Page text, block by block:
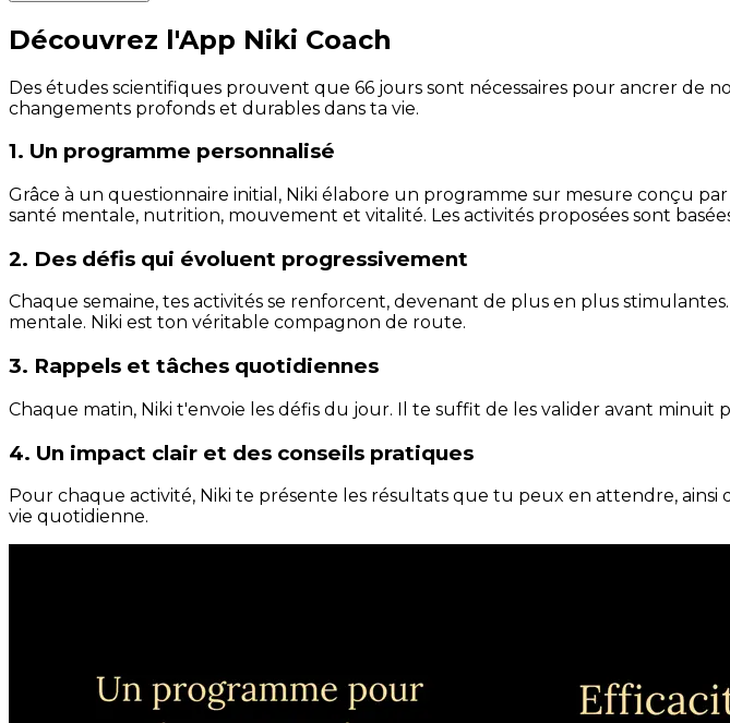
Découvrez l'App Niki Coach
Des études scientifiques prouvent que 66 jours sont nécessaires pour ancrer de
changements profonds et durables dans ta vie.
1. Un programme personnalisé
Grâce à un questionnaire initial, Niki élabore un programme sur mesure conçu
santé mentale, nutrition, mouvement et vitalité. Les activités proposées sont
2. Des défis qui évoluent progressivement
Chaque semaine, tes activités se renforcent, devenant de plus en plus
mentale. Niki est ton véritable compagnon de route.
3. Rappels et tâches quotidiennes
Chaque matin, Niki t'envoie les défis du jour. Il te suffit de les valider avant minuit
4. Un impact clair et des conseils pratiques
Pour chaque activité, Niki te présente les résultats que tu peux en attendre,
vie quotidienne.